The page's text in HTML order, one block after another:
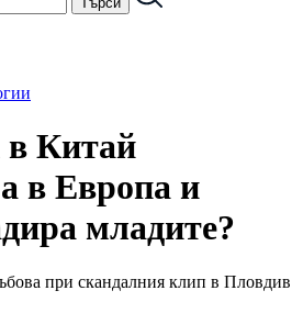
Китай
в Европа и
младите?
при скандалния клип в Пловдив